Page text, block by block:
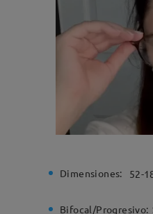
Dimensiones: 52-
Bifocal/Progresivo: